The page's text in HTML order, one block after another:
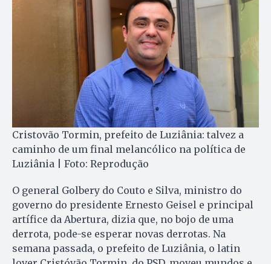
Cristovão Tormin, prefeito de Luziânia: talvez a
caminho de um final melancólico na política de
Luziânia | Foto: Reprodução
O general Golbery do Couto e Silva, ministro do
governo do presidente Ernesto Geisel e principal
artífice da Abertura, dizia que, no bojo de uma
derrota, pode-se esperar novas derrotas. Na
semana passada, o prefeito de Luziânia, o latin